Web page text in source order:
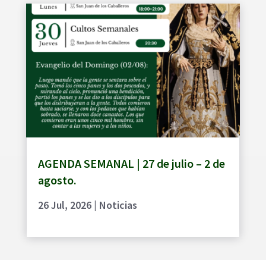
AGENDA SEMANAL | 27 de julio – 2 de
agosto.
26 Jul, 2026| Noticias